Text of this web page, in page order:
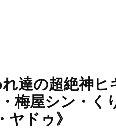
達の超絶神ヒ
梅屋シン・く
ドゥ》